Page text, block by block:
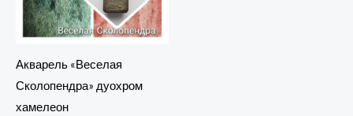
Акварель «Веселая
Сколопендра» дуохром
хамелеон